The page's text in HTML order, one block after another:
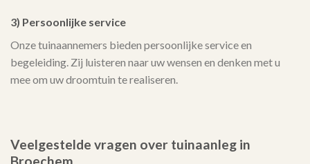
3) Persoonlijke service
Onze tuinaannemers bieden persoonlijke service en
begeleiding. Zij luisteren naar uw wensen en denken met u
mee om uw droomtuin te realiseren.
Veelgestelde vragen over tuinaanleg in